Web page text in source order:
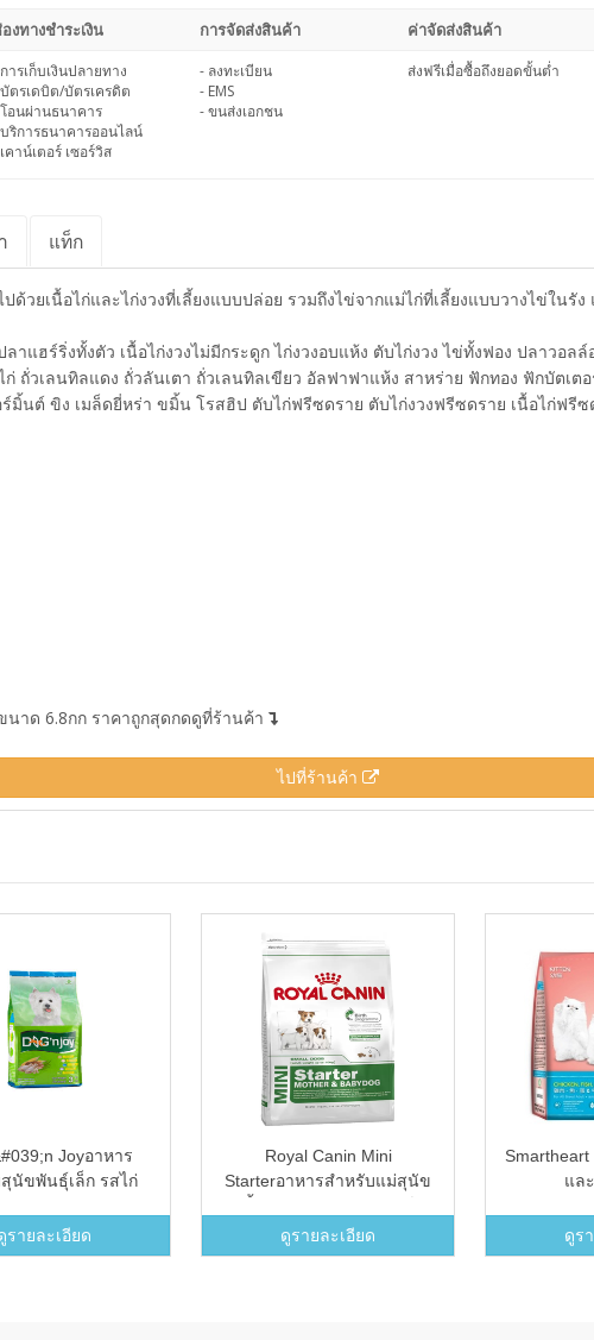
งทางชำระเงิน การจัดส่งสินค้า ค่าจัดส่งสินค้า
ารเก็บเงินปลายทาง
ตรเดบิต/บัตรเครดิต
อนผ่านธนาคาร
ริการธนาคารออนไลน์
คาน์เตอร์ เซอร์วิส
- ลงทะเบียน
- EMS
- ขนส่งเอกชน
ส่งฟรีเมื่อซื้อถึงยอดขั้นต่ำ
แท็ก
วยเนื้อไก่และไก่งวงที่เลี้ยงแบบปล่อย รวมถึงไข่จากแม่ไก่ที่เลี้ยงแบบวางไข่ใน
าแฮร์ริ่งทั้งตัว เนื้อไก่งวงไม่มีกระดูก ไก่งวงอบแห้ง ตับไก่งวง ไข่ทั้งฟอง ปลาวอ
วเลนทิลแดง ถั่วลันเตา ถั่วเลนทิลเขียว อัลฟาฟาแห้ง สาหร่าย ฟักทอง ฟักบัตเต
มิ้นต์ ขิง เมล็ดยี่หร่า ขมิ้น โรสฮิป ตับไก่ฟรีซดราย ตับไก่งวงฟรีซดราย เนื้อไก่ฟรีซ
าด 6.8กก ราคาถูกสุดกดดูที่ร้านค้า
ไปที่ร้านค้า
Joyอาหาร
นัขพันธุ์เล็ก รสไก่
รายละเอียด
Royal Canin Mini
Starterอาหารสำหรับแม่สุนัข
เล็ก3สัปดาห์- 3เดือน(ขนาด1
kg.)
ดูรายละเอียด
แล
ดูร